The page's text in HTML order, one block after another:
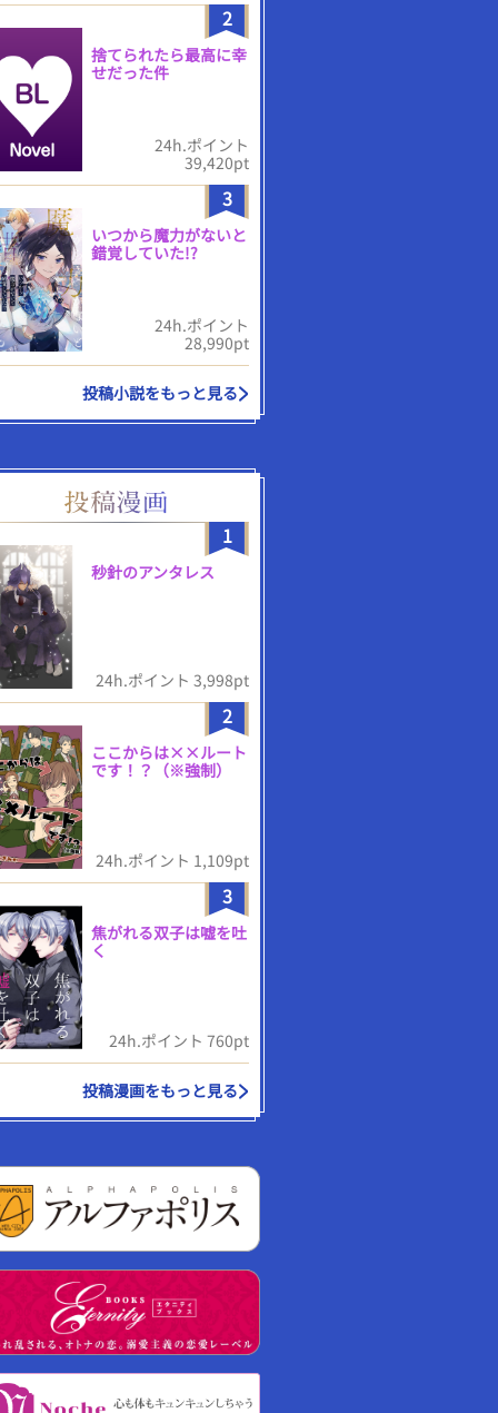
2
捨てられたら最高に幸
せだった件
24h.ポイント
39,420pt
3
いつから魔力がないと
錯覚していた!?
24h.ポイント
28,990pt
投稿小説をもっと見る
1
秒針のアンタレス
24h.ポイント 3,998pt
2
ここからは××ルート
です！？（※強制）
24h.ポイント 1,109pt
3
焦がれる双子は嘘を吐
く
24h.ポイント 760pt
投稿漫画をもっと見る